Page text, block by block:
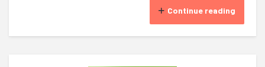
Continue reading